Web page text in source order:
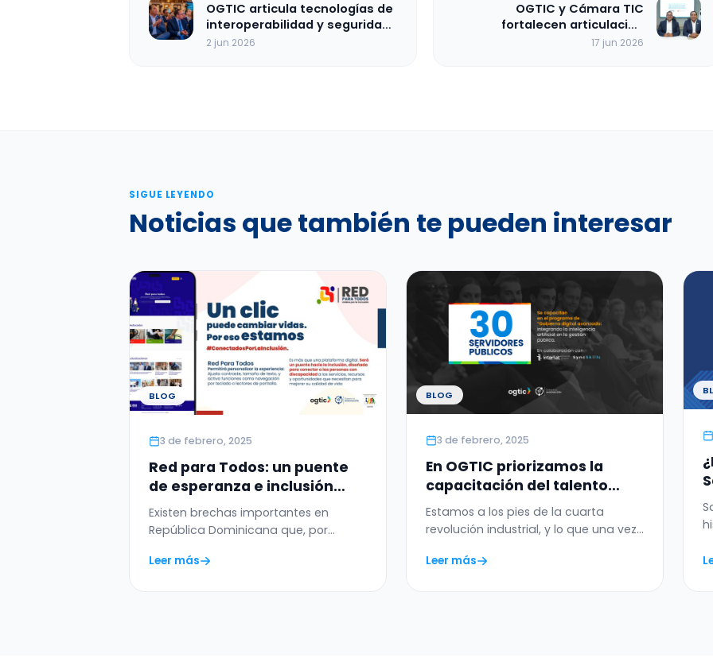
OGTIC articula tecnologías de
interoperabilidad y seguridad
para digitalizar el Permiso de
2 jun 2026
OGTIC y Cámara TIC
fortalecen articulación
público-privada en favor del
17 jun 2026
SIGUE LEYENDO
Noticias que también te pueden interesar
BLOG
3 de febrero, 2025
Red para Todos: un puente
de esperanza e inclusión
entre OGTIC y ADIDE.
Existen brechas importantes en
República Dominicana que, por
cerrarse. Muchas de…
Leer más
BLOG
3 de febrero, 2025
En OGTIC priorizamos la
capacitación del talento
público, enfocándonos en
formación en gobierno
digital e inteligencia
artificial.
Estamos a los pies de la cuarta
revolución industrial, y lo que una vez
Leer más